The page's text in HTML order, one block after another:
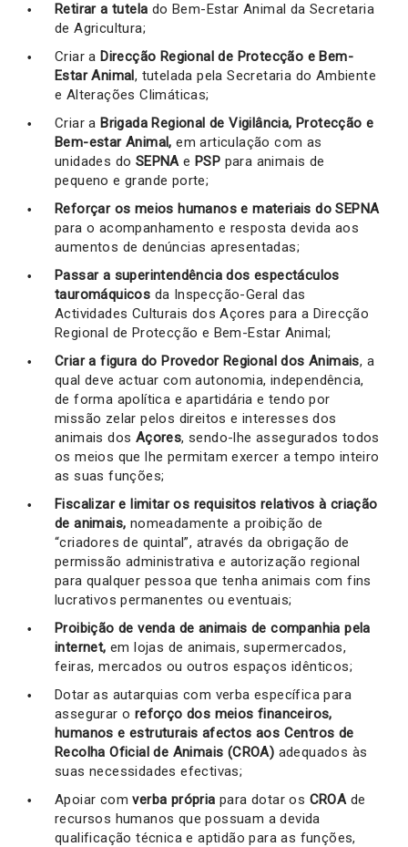
Retirar a tutela do Bem-Estar Animal da Secretaria
de Agricultura;
Criar a Direcção Regional de Protecção e Bem-
Estar Animal, tutelada pela Secretaria do Ambiente
e Alterações Climáticas;
Criar a Brigada Regional de Vigilância, Protecção e
Bem-estar Animal, em articulação com as
unidades do SEPNAe PSP para animais de
pequeno e grande porte;
Reforçar os meios humanos e materiais do SEPNA
para o acompanhamento e resposta devida aos
aumentos de denúncias apresentadas;
Passar a superintendência dos espectáculos
tauromáquicos da Inspecção-Geral das
Actividades Culturais dos Açores para a Direcção
Regional de Protecção e Bem-Estar Animal;
Criar a figura do Provedor Regional dos Animais, a
qual deve actuar com autonomia, independência,
de forma apolítica e apartidária e tendo por
missão zelar pelos direitos e interesses dos
animais dos Açores, sendo-lhe assegurados todos
os meios que lhe permitam exercer a tempo inteiro
as suas funções;
Fiscalizar e limitar os requisitos relativos à criação
de animais, nomeadamente a proibição de
“criadores de quintal”, através da obrigação de
permissão administrativa e autorização regional
para qualquer pessoa que tenha animais com fins
lucrativos permanentes ou eventuais;
Proibição de venda de animais de companhia pela
internet, em lojas de animais, supermercados,
feiras, mercados ou outros espaços idênticos;
Dotar as autarquias com verba específica para
assegurar o reforço dos meios financeiros,
humanos e estruturais afectos aos Centros de
Recolha Oficial de Animais (CROA) adequados às
suas necessidades efectivas;
Apoiar com verba própria para dotar os CROAde
recursos humanos que possuam a devida
qualificação técnica e aptidão para as funções,